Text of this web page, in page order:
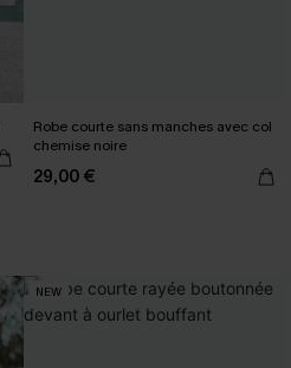
Robe courte sans manches avec col
chemise noire
29,00 €
NEW